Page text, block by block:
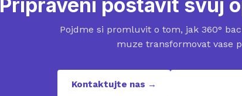
Pojdme si promluvit o tom, jak 360°
muze transformovat vase
Kontaktujte nas →